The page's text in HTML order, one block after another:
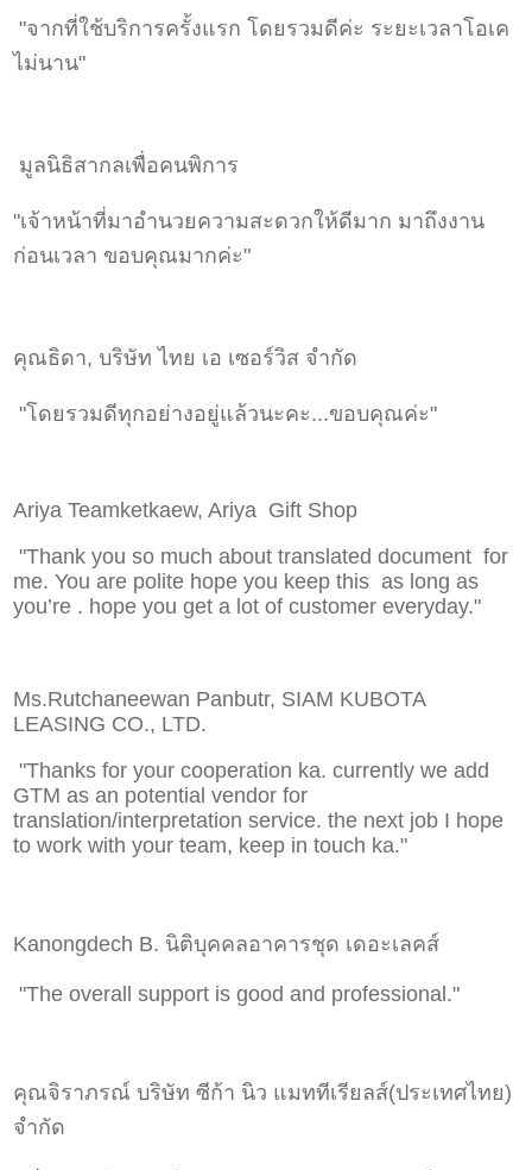
"จากที่ใช้บริการครั้งแรก โดยรวมดีค่ะ ระยะเวลาโอเค
ไม่นาน"
มูลนิธิสากลเพื่อคนพิการ
"เจ้าหน้าที่มาอำนวยความสะดวกให้ดีมาก มาถึงงาน
ก่อนเวลา ขอบคุณมากค่ะ"
คุณธิดา, บริษัท ไทย เอ เซอร์วิส จำกัด
"โดยรวมดีทุกอย่างอยู่แล้วนะคะ...ขอบคุณค่ะ"
Ariya Teamketkaew, Ariya Gift Shop
"Thank you so much about translated document for
me. You are polite hope you keep this as long as
you’re . hope you get a lot of customer everyday."
Ms.Rutchaneewan Panbutr, SIAM KUBOTA
LEASING CO., LTD.
"Thanks for your cooperation ka. currently we add
GTM as an potential vendor for
translation/interpretation service. the next job I hope
to work with your team, keep in touch ka."
Kanongdech B. นิติบุคคลอาคารชุด เดอะเลคส์
"The overall support is good and professional."
คุณจิราภรณ์ บริษัท ซีก้า นิว แมททีเรียลส์(ประเทศไทย)
จำกัด